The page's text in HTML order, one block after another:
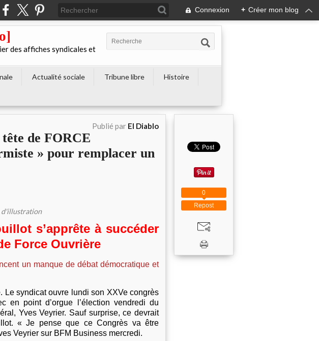
Connexion + Créer mon blog
des affiches syndicales et
Actualité sociale Tribune libre
Histoire
Publié par El Diablo
de FORCE
» pour remplacer un
d'illustration
s’apprête à succéder
Force Ouvrière
un manque de débat démocratique et
Le syndicat ouvre lundi son XXVe congrès
en point d’orgue l’élection vendredi du
Yves Veyrier. Sauf surprise, ce devrait
« Je pense que ce Congrès va être
Veyrier sur BFM Business mercredi.
Repost
0